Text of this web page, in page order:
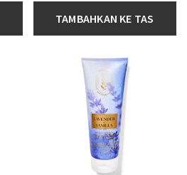
TAMBAHKAN KE TAS